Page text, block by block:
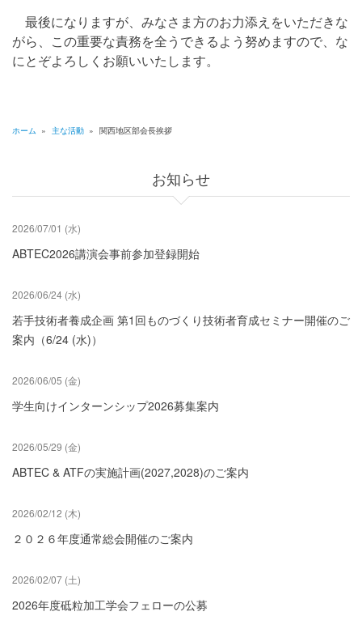
最後になりますが、みなさま方のお力添えをいただきな
がら、この重要な責務を全うできるよう努めますので、な
にとぞよろしくお願いいたします。
く
ず
ホーム » 主な活動 » 関西地区部会長挨拶
お知らせ
2026/07/01 (水)
ABTEC2026講演会事前参加登録開始
2026/06/24 (水)
若手技術者養成企画 第1回ものづくり技術者育成セミナー開催のご
案内（6/24 (水)）
2026/06/05 (金)
学生向けインターンシップ2026募集案内
2026/05/29 (金)
ABTEC & ATFの実施計画(2027,2028)のご案内
2026/02/12 (木)
２０２６年度通常総会開催のご案内
2026/02/07 (土)
2026年度砥粒加工学会フェローの公募